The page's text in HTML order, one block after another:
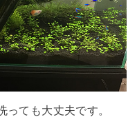
ても大丈夫です。